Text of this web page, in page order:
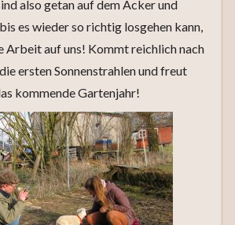
also getan auf dem Acker und
es wieder so richtig losgehen kann,
Arbeit auf uns! Kommt reichlich nach
ersten Sonnenstrahlen und freut
kommende Gartenjahr!